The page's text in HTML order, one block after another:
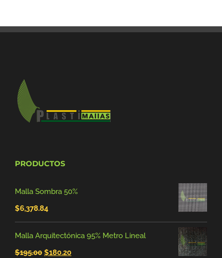
PRODUCTOS
Malla Sombra 50%
$6,378.84
Malla Arquitectónica 95% Metro Lineal
$195.00 El
$180.20El